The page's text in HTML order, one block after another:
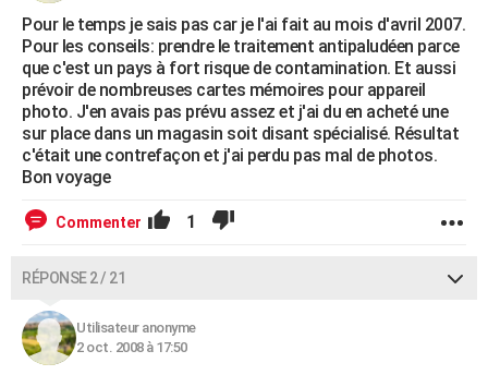
Bricolage
Lifestyle
Culture
Sport
Auto
Television
Voyage
Cinema
Pour le temps je sais pas car je l'ai fait au mois d'avril 2007.
Pour les conseils: prendre le traitement antipaludéen parce
que c'est un pays à fort risque de contamination. Et aussi
prévoir de nombreuses cartes mémoires pour appareil
photo. J'en avais pas prévu assez et j'ai du en acheté une
sur place dans un magasin soit disant spécialisé. Résultat
c'était une contrefaçon et j'ai perdu pas mal de photos.
Bon voyage
Commenter 1
RÉPONSE 2 / 21
Utilisateur anonyme
2 oct. 2008 à 17:50